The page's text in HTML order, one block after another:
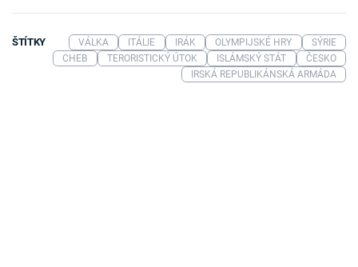
ŠTÍTKY VÁLKA ITÁLIE IRÁK OLYMPIJSKÉ HRY
SÝRIE
CHEB
TERORISTICKÝ ÚTOK ISLÁMSKÝ STÁT
ČESKO
IRSKÁ REPUBLIKÁNSKÁ ARMÁDA